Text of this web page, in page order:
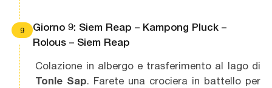
9
Giorno 9: Siem Reap – Kampong Pluck –
Rolous – Siem Reap
Colazione in albergo e trasferimento al lago di
Tonle Sap. Farete una crociera in battello per